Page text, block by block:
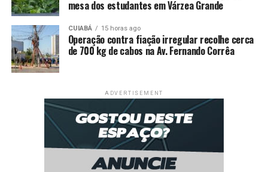
baixo, bata levemente a área afetada com uma espátula
para ajudar o detergente a penetrar no tecido.
Enxágue e esfregue:Com o auxílio de uma bacia ou de
um lavatório, passe água corrente sobre a mancha e
Repita o processo, se necessário:
Continue esfregando e
enxaguando até que a mancha desapareça
completamente. Em seguida, lave a peça de roupa como
de costume.
mesa dos estudantes em Várzea Grande
CUIABÁ 15 horas ago
Operação contra fiação irregular recolhe cerca
de 700 kg de cabos na Av. Fernando Corrêa
ADVERTISEMENT